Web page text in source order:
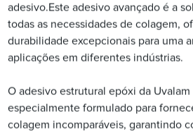
adesivo.Este adesivo avançado é a
todas as necessidades de colagem,
durabilidade excepcionais para uma
aplicações em diferentes indústrias.
O adesivo estrutural epóxi da
especialmente formulado para
colagem incomparáveis, garantindo